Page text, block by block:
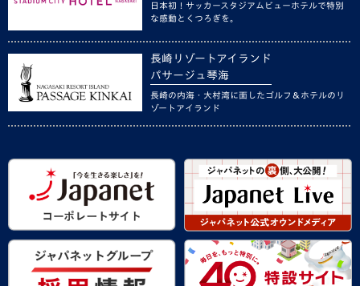
日本初！サッカースタジアムビューホテルで特別
な感動とくつろぎを。
長崎リゾートアイランド
パサージュ琴海
長崎の内海・大村湾に面したゴルフ＆ホテルのリ
ゾートアイランド